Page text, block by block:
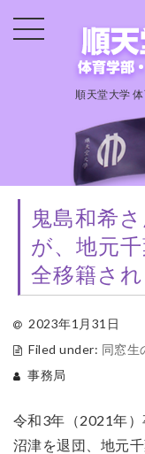
順天堂大学
鬼島和希
が、地元
全移籍さ
2023年1月31日
Filed under: 同窓生
事務局
令和3年（2021年
沼津を退団、地元